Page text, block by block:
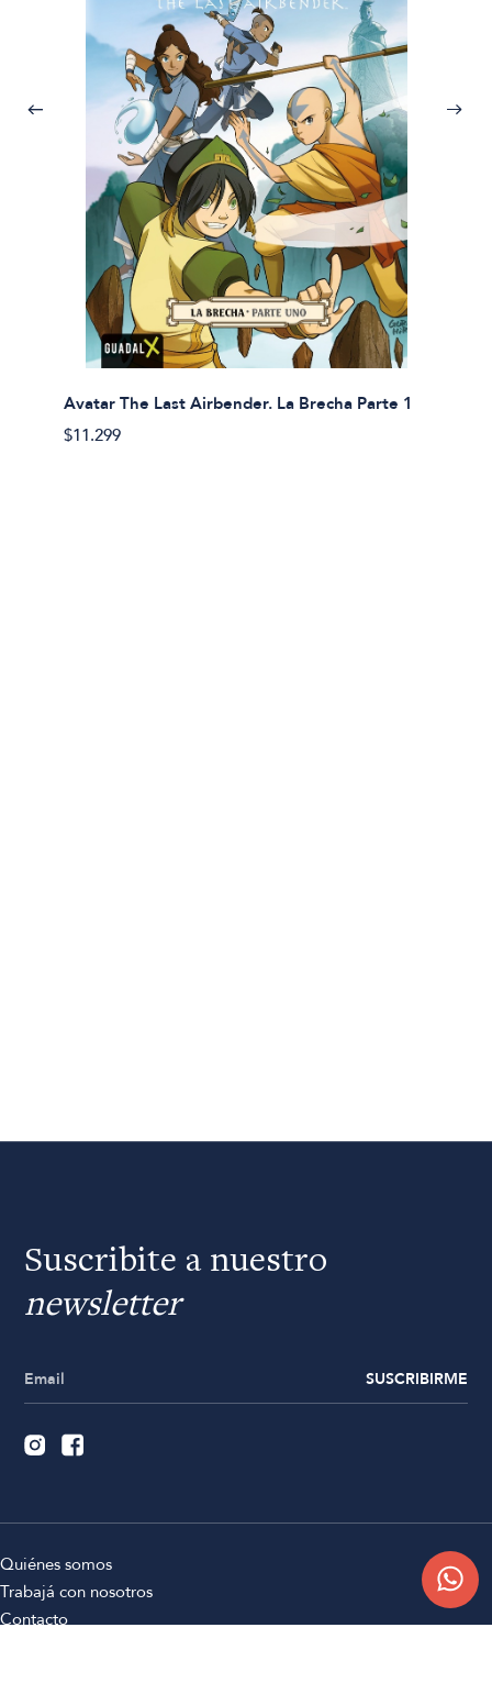
Avatar The Last Airbender. La Brecha Parte 1
$11.299
Suscribite a nuestro
newsletter
SUSCRIBIRME
Quiénes somos
Trabajá con nosotros
Contacto